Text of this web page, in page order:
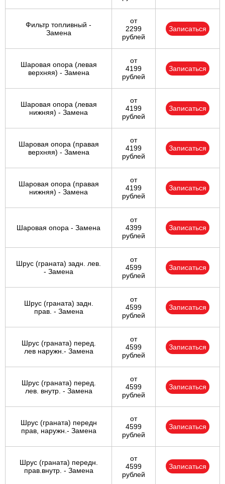
Фильтр топливный -
Замена
от
2299
рублей
Записаться
Шаровая опора (левая
верхняя) - Замена
от
4199
рублей
Записаться
Шаровая опора (левая
нижняя) - Замена
от
4199
рублей
Записаться
Шаровая опора (правая
верхняя) - Замена
от
4199
рублей
Записаться
Шаровая опора (правая
нижняя) - Замена
от
4199
рублей
Записаться
Шаровая опора - Замена
от
4399
рублей
Записаться
Шрус (граната) задн. лев.
- Замена
от
4599
рублей
Записаться
Шрус (граната) задн.
прав. - Замена
от
4599
рублей
Записаться
Шрус (граната) перед.
лев наружн.- Замена
от
4599
рублей
Записаться
Шрус (граната) перед.
лев. внутр. - Замена
от
4599
рублей
Записаться
Шрус (граната) передн
прав, наружн.- Замена
от
4599
рублей
Записаться
Шрус (граната) передн.
прав.внутр. - Замена
от
4599
рублей
Записаться